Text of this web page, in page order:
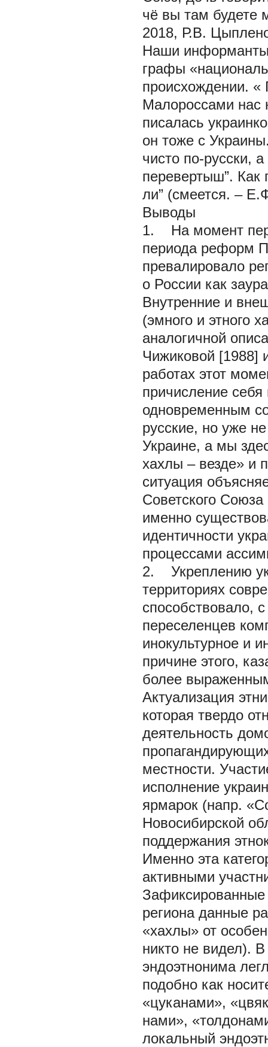
чё вы там будете
2018, Р.В.
Наши информанты
графы
происхождении. «
Малороссами нас
писалась
он тоже с
чисто по-русски,
перевертыш”. Как
ли” (смеется. –
Выводы
1. На момент
периода реформ
превалировало
о России как
Внутренние и
(эмного и этного
аналогичной
Чижиковой [1988]
работах этот
причисление себя
одновременным
русские, но уже
Украине, а мы
хахлы – везде» и
ситуация
Советского
именно
идентичности
процессами
2. Укреплению
территориях
способствовало,
переселенцев
инокультурное и
причине этого,
более
Актуализация
которая твердо
деятельность
местности.
исполнение
ярмарок (напр.
Новосибирской
поддержания
Именно эта
активными
Зафиксированные
региона данные
«хахлы» от
никто не видел). В
эндоэтнонима
подобно как
«цуканами»,
нами»,
локальный